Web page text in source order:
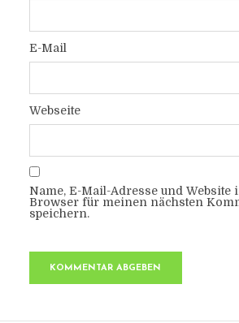
E-Mail
Webseite
Name, E-Mail-Adresse und Website
Browser für meinen nächsten
speichern.